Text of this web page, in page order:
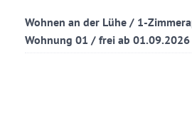
Wohnen an der Lühe / 1-
Wohnung 01 / frei ab 01.09.2026